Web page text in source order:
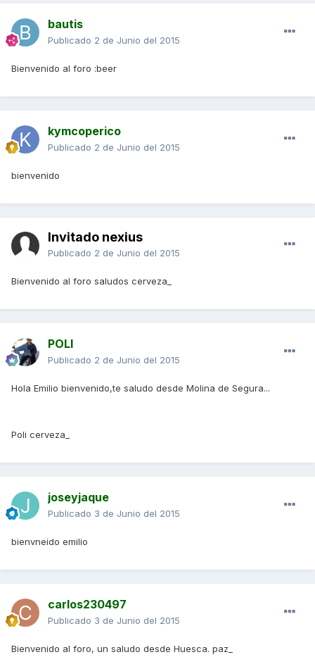
bautis
Publicado 2 de Junio del 2015
Bienvenido al foro :beer
kymcoperico
Publicado 2 de Junio del 2015
bienvenido
Invitado nexius
Publicado 2 de Junio del 2015
Bienvenido al foro saludos cerveza_
POLI
Publicado 2 de Junio del 2015
Hola Emilio bienvenido,te saludo desde Molina de Segura...
Poli cerveza_
joseyjaque
Publicado 3 de Junio del 2015
bienvneido emilio
carlos230497
Publicado 3 de Junio del 2015
Bienvenido al foro, un saludo desde Huesca. paz_